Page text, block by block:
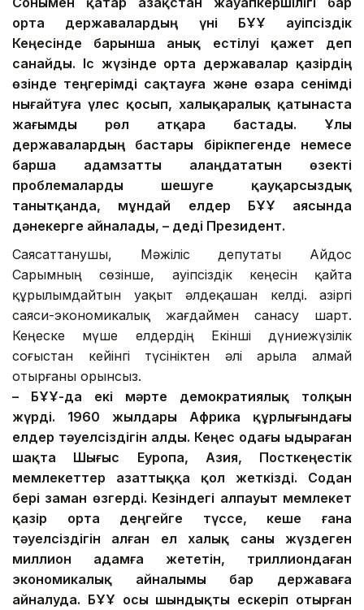
орта державалардың үні БҰҰ Қауіпсіздік
Кеңесінде барынша анық естілуі қажет деп
санайды. Іс жүзінде орта державалар қазірдің
өзінде теңгерімді сақтауға және өзара сенімді
нығайтуға үлес қосып, халықаралық қатынаста
жағымды рөл атқара бастады. Ұлы
державалардың бастары бірікпегенде немесе
барша адамзатты алаңдататын өзекті
проблемаларды шешуге қауқарсыздық
танытқанда, мұндай елдер БҰҰ аясында
дәнекерге айналады, – деді Президент.
Саясаттанушы, Мәжіліс депутаты Айдос
Сарымның сөзінше, Қауіпсіздік кеңесін қайта
құрылымдайтын уақыт әлдеқашан келді. Қазіргі
саяси-экономикалық жағдаймен санасу шарт.
Кеңеске мүше елдердің Екінші дүниежүзілік
соғыстан кейінгі түсініктен әлі арыла алмай
отырғаны орынсыз.
– БҰҰ-да екі мәрте демократиялық толқын
жүрді. 1960 жылдары Африка құрлығындағы
елдер тәуелсіздігін алды. Кеңес одағы ыдыраған
шақта Шығыс Еуропа, Азия, Посткеңестік
мемлекеттер азаттыққа қол жеткізді. Содан
бері заман өзгерді. Кезіндегі алпауыт мемлекет
қазір орта деңгейге түссе, кеше ғана
тәуелсіздігін алған ел халық саны жүздеген
миллион адамға жететін, триллиондаған
экономикалық айналымы бар державаға
айналуда. БҰҰ осы шындықты ескеріп отырған